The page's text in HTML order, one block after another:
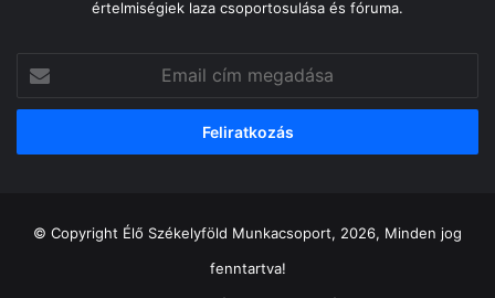
értelmiségiek laza csoportosulása és fóruma.
cím
megadása
© Copyright Élő Székelyföld Munkacsoport, 2026, Minden jog
fenntartva!